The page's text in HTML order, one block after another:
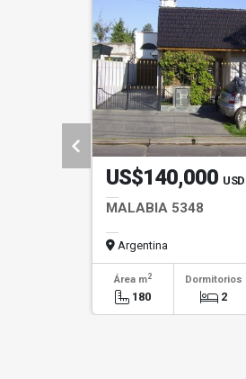
US$140,000 USD
MALABIA 5348
Argentina
Área m2
180
Dormitorios
2